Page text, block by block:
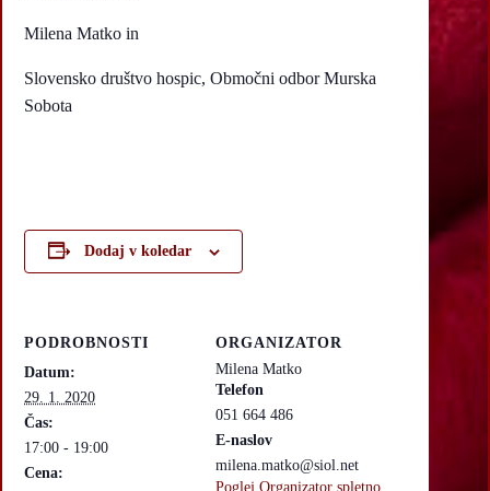
Milena Matko in
Slovensko društvo hospic, Območni odbor Murska
Sobota
Dodaj v koledar
PODROBNOSTI
Datum:
29. 1. 2020
Čas:
17:00 - 19:00
Cena:
ORGANIZATOR
Milena Matko
Telefon
051 664 486
E-naslov
milena.matko@siol.net
Poglej Organizator spletno